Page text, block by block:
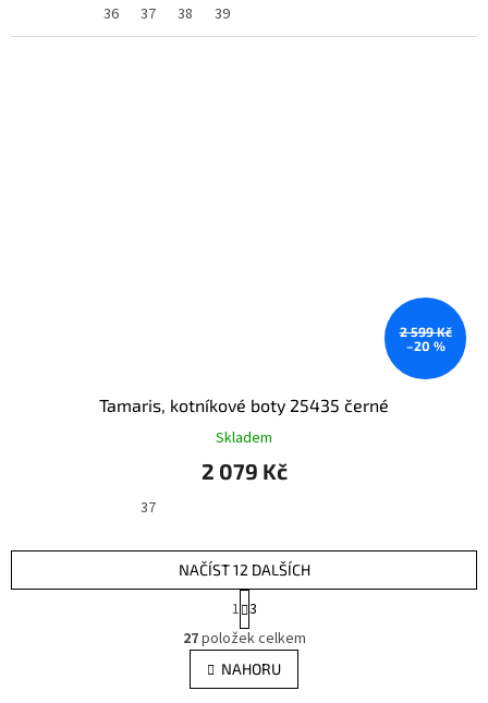
36 37 38 39
2 599 Kč
–20 %
Tamaris, kotníkové boty 25435 černé
Skladem
2 079 Kč
37
O
v
l
á
NAČÍST 12 DALŠÍCH
S
t
r
á
n
k
1 3
27položek celkem
NAHORU